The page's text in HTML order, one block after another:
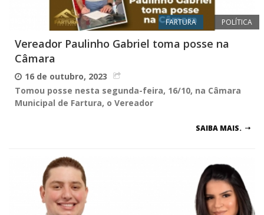
FARTURA POLÍTICA
Vereador Paulinho Gabriel toma posse na
Câmara
16 de outubro, 2023
Tomou posse nesta segunda-feira, 16/10, na Câmara
Municipal de Fartura, o Vereador
SAIBA MAIS.